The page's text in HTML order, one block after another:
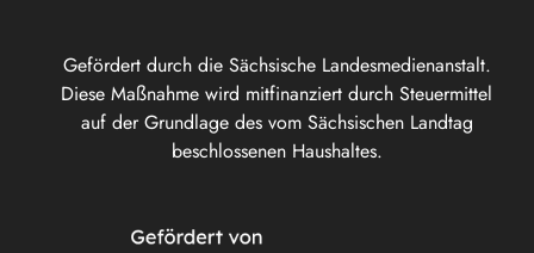
Gefördert durch die Sächsische Landesmedienanstalt.
Diese Maßnahme wird mitfinanziert durch Steuermittel
auf der Grundlage des vom Sächsischen Landtag
beschlossenen Haushaltes.